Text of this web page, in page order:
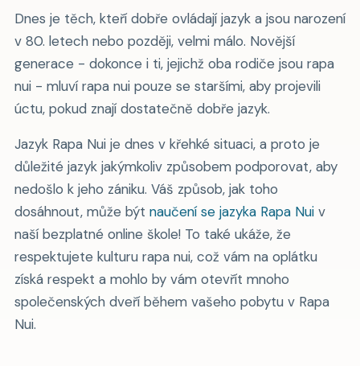
Dnes je těch, kteří dobře ovládají jazyk a jsou narození
v 80. letech nebo později, velmi málo. Novější
generace - dokonce i ti, jejichž oba rodiče jsou rapa
nui - mluví rapa nui pouze se staršími, aby projevili
úctu, pokud znají dostatečně dobře jazyk.
Jazyk Rapa Nui je dnes v křehké situaci, a proto je
důležité jazyk jakýmkoliv způsobem podporovat, aby
nedošlo k jeho zániku. Váš způsob, jak toho
dosáhnout, může být naučení se jazyka Rapa Nuiv
naší bezplatné online škole! To také ukáže, že
respektujete kulturu rapa nui, což vám na oplátku
získá respekt a mohlo by vám otevřít mnoho
společenských dveří během vašeho pobytu v Rapa
Nui.